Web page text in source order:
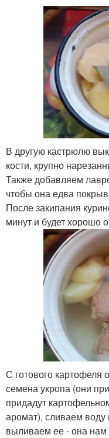
В другую кастрюлю
кости, крупно
Также добавляем
чтобы она едва
После закипания
минут и будет хорошо
С готового картофеля
семена укропа (они
придадут
аромат), сливаем воду
выливаем ее - она